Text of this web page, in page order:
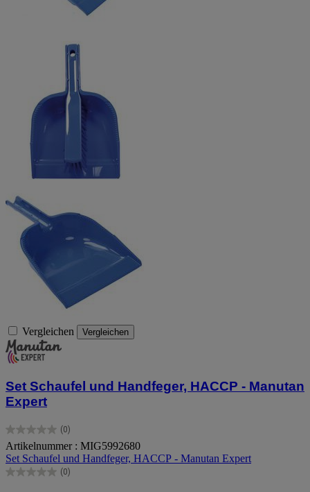
Vergleichen Vergleichen
Set Schaufel und Handfeger, HACCP - Manutan
Expert
(0)
0.0
von
5
Sternen.
Artikelnummer : MIG5992680
Set Schaufel und Handfeger, HACCP - Manutan Expert
(0)
0.0